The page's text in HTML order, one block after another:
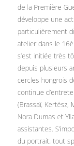
de la Première
développe une
particulièrement
atelier dans le
s’est initiée très
depuis plusieurs
cercles hongrois
continue
(Brassaï, Kertész,
Nora Dumas et
assistantes.
du portrait, tout